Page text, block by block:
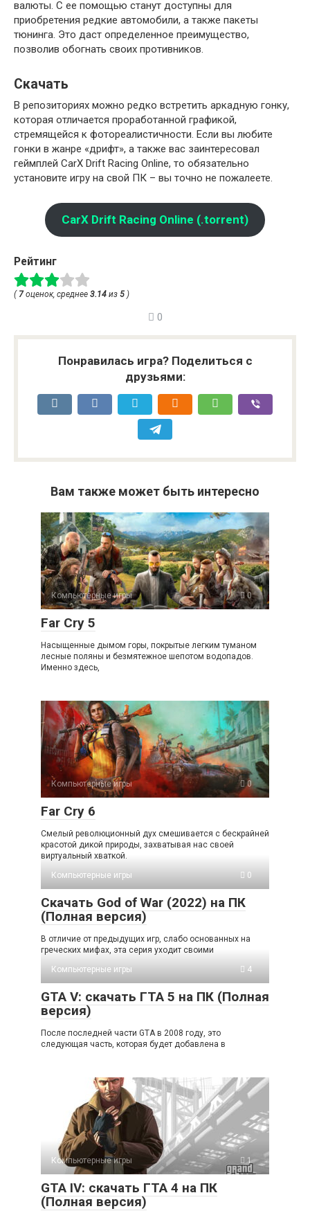
валюты. С ее помощью станут доступны для
приобретения редкие автомобили, а также пакеты
тюнинга. Это даст определенное преимущество,
позволив обогнать своих противников.
Скачать
В репозиториях можно редко встретить аркадную гонку,
которая отличается проработанной графикой,
стремящейся к фотореалистичности. Если вы любите
гонки в жанре «дрифт», а также вас заинтересовал
геймплей CarX Drift Racing Online, то обязательно
установите игру на свой ПК – вы точно не пожалеете.
CarX Drift Racing Online (.torrent)
Рейтинг
( 7оценок, среднее 3.14 из 5 )
0
Понравилась игра? Поделиться с
друзьями:
Вам также может быть интересно
Компьютерные игры 0
Far Cry 5
Насыщенные дымом горы, покрытые легким туманом
лесные поляны и безмятежное шепотом водопадов.
Именно здесь,
Компьютерные игры 0
Far Cry 6
Смелый революционный дух смешивается с бескрайней
красотой дикой природы, захватывая нас своей
виртуальный хваткой.
Компьютерные игры
0
Cкачать God of War (2022) на ПК
(Полная версия)
В отличие от предыдущих игр, слабо основанных на
греческих мифах, эта серия уходит своими
Компьютерные игры
4
GTA V: cкачать ГТА 5 на ПК (Полная
версия)
После последней части GTA в 2008 году, это
следующая часть, которая будет добавлена в
Компьютерные игры 1
GTA IV: cкачать ГТА 4 на ПК
(Полная версия)